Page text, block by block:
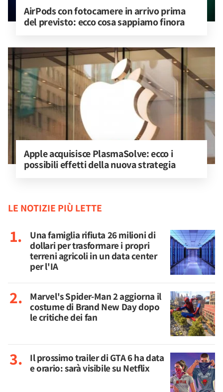
AirPods con fotocamere in arrivo prima
del previsto: ecco cosa sappiamo finora
Apple acquisisce PlasmaSolve: ecco i
possibili effetti della nuova strategia
LE NOTIZIE PIÙ LETTE
Una famiglia rifiuta 26 milioni di
dollari per trasformare i propri
terreni agricoli in un data center
per l'IA
Marvel's Spider-Man 2 aggiorna il
costume di Brand New Day dopo
le critiche dei fan
Il prossimo trailer di GTA 6 ha data
e orario: sarà visibile su Netflix